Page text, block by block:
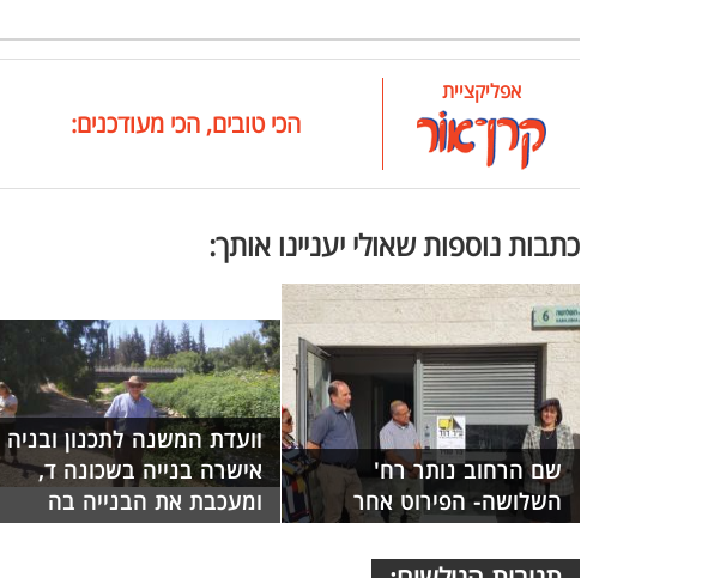
אפליקציית
הכי טובים, הכי מעודכנים:
כתבות נוספות שאולי יעניינו אותך:
שם הרחוב נותר רח'
השלושה- הפירוט אחר
וועדת המשנה לתכנון ובניה
אישרה בנייה בשכונה ד,
ומעכבת את הבנייה בה